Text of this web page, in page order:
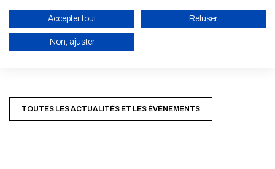
► Regarder la 11ème Matinale des Ponts
TOUTES LES ACTUALITÉS ET LES ÉVÈNEMENTS
Accepter tout Refuser
Non, ajuster